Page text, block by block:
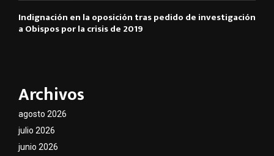
Indignación en la oposición tras pedido de investigación
a Obispos por la crisis de 2019
Archivos
agosto 2026
julio 2026
junio 2026